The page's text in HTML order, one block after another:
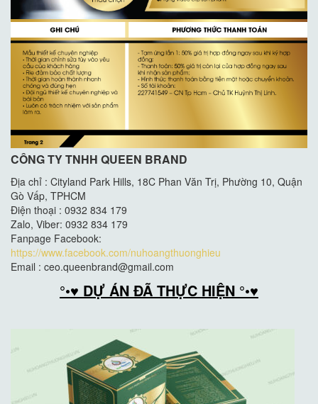
CÔNG TY TNHH QUEEN BRAND
Địa chỉ : Cityland Park Hills, 18C Phan Văn Trị, Phường 10, Quận
Gò Vấp, TPHCM
Điện thoại : 0932 834 179
Zalo, Viber: 0932 834 179
Fanpage Facebook:
https://www.facebook.com/nuhoangthuonghieu
Email : ceo.queenbrand@gmail.com
°•♥ DỰ ÁN ĐÃ THỰC HIỆN °•♥